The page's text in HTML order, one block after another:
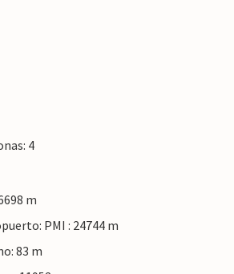
4
m
PMI : 24744 m
83 m